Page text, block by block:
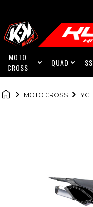
MOTO
CROSS
 QUAD 
 MOTO CROSS YCF